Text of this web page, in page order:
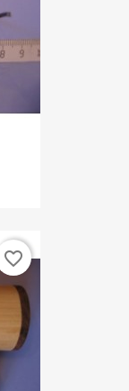
favorite_border